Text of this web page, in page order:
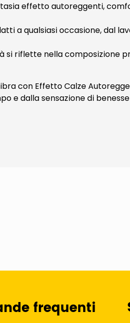
effetto autoreggenti,
a qualsiasi occasione, dal
si riflette nella composizione
con Effetto Calze
e dalla sensazione di
frequenti